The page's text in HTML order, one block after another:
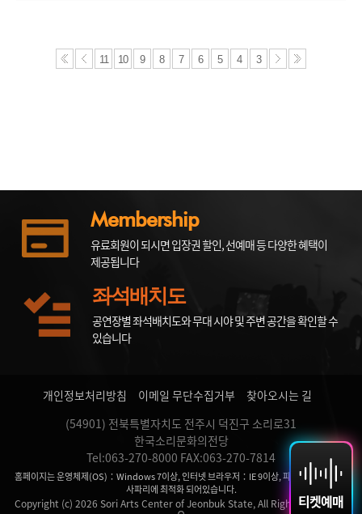
티켓예매
11 10 9 8 7 6 5 4 3
Membership
유료회원이 되시면 입장권 할인, 선예매 등 다양한 혜택이
제공됩니다
좌석배치도
공연장별 좌석배치도와 무대 시야 및 주변 공간을 확인할 수
있습니다
개인정보처리방침 이메일 무단수집거부
찾아오시는 길
(54901) 전북특별자치도 전주시 덕진구 소리로31
한국소리문화의전당
Tel:063-270-8000 FAX:063-270-7814
홈페이지는 운영체제(OS)：Windows 7이상, 인터넷 브라우저：IE 9이상, 파이어 폭스, 크롬,
사파리에 최적화 되어있습니다.
Copyright (c) 2026 Sori Arts Center of Jeonbuk State, All Rights Reserved.